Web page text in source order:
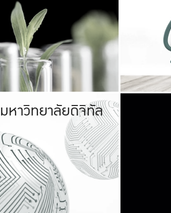
เกษตรศาสตร์ มีพื้นที่เขียวสดใส หนาแน่น
เป็นป่าในเมือง (URBAN FOREST)
เกษตรในเมือง (URBAN AGRICULTURE)
ที่นับรวมกันได้ประมาณ 1,400 ไร่
มหาวิทยาลัยรับผิดชอบต่อสังคม
ร่วมมือกับชุมชน เพื่อความกินดีอยู่ดี
และความสุขอย่างยั่งยืน
มองปัญหาในภาพกว้าง
แก้ไขจากปัญหาจุดเล็กๆ
มหาวิทยาลัยดิจิทัล